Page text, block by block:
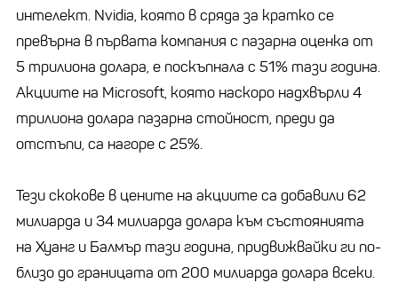
интелект. Nvidia, която в сряда за кратко се
превърна в първата компания с пазарна оценка от
5 трилиона долара, е поскъпнала с 51% тази година.
Акциите на Microsoft, която наскоро надхвърли 4
трилиона долара пазарна стойност, преди да
отстъпи, са нагоре с 25%.
Тези скокове в цените на акциите са добавили 62
милиарда и 34 милиарда долара към състоянията
на Хуанг и Балмър тази година, придвижвайки ги по-
близо до границата от 200 милиарда долара всеки.